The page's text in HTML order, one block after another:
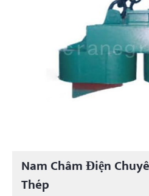
Nam Châm Điện
Thép